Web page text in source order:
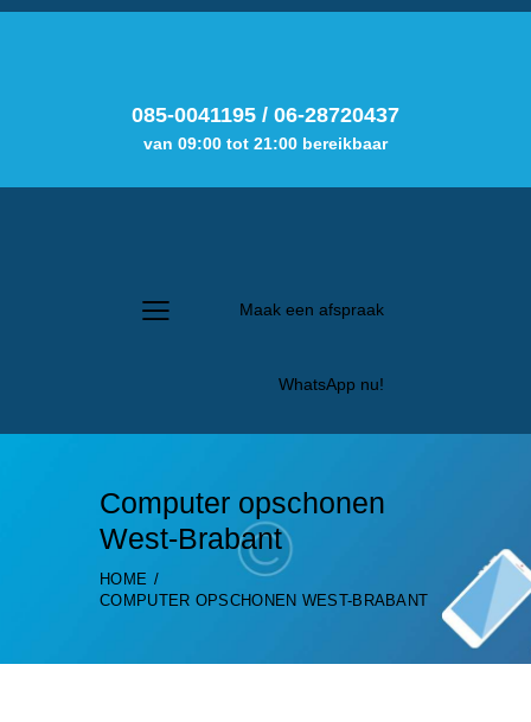
085-0041195 / 06-28720437
van 09:00 tot 21:00 bereikbaar
Maak een afspraak
WhatsApp nu!
Computer opschonen
West-Brabant
HOME
COMPUTER OPSCHONEN WEST-BRABANT